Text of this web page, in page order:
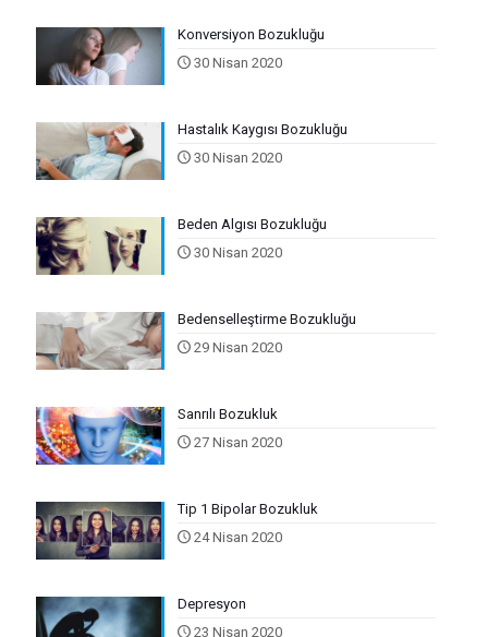
Konversiyon Bozukluğu
30 Nisan 2020
Hastalık Kaygısı Bozukluğu
30 Nisan 2020
Beden Algısı Bozukluğu
30 Nisan 2020
Bedenselleştirme Bozukluğu
29 Nisan 2020
Sanrılı Bozukluk
27 Nisan 2020
Tip 1 Bipolar Bozukluk
24 Nisan 2020
Depresyon
23 Nisan 2020